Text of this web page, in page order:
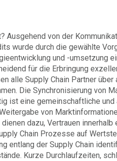
Ausgehend von der
wurde durch die gewählte
und -umsetzung
für die Erbringung
alle Supply Chain Partner
Die Synchronisierung von
ist eine gemeinschaftliche
von
dazu, Vertrauen
Chain Prozesse auf
entlang der Supply Chain
Kurze Durchlaufzeiten,